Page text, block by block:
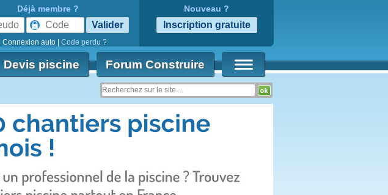
Déjà membre ?
Connexion auto Code perdu ?
Nouveau ?
Devis piscine Forum Construire